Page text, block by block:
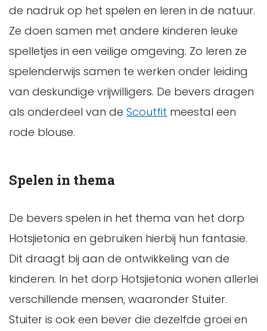
de nadruk op het spelen en leren in de natuur.
Ze doen samen met andere kinderen leuke
spelletjes in een veilige omgeving. Zo leren ze
spelenderwijs samen te werken onder leiding
van deskundige vrijwilligers. De bevers dragen
als onderdeel van de Scoutfit meestal een
rode blouse.
Spelen in thema
De bevers spelen in het thema van het dorp
Hotsjietonia en gebruiken hierbij hun fantasie.
Dit draagt bij aan de ontwikkeling van de
kinderen. In het dorp Hotsjietonia wonen allerlei
verschillende mensen, waaronder Stuiter.
Stuiter is ook een bever die dezelfde groei en